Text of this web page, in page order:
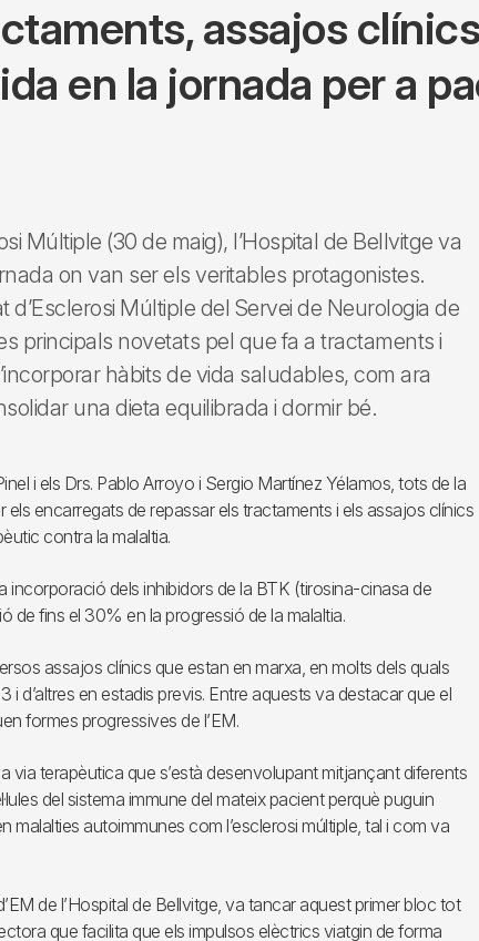
assajos
en la jornada per a
Múltiple (30 de maig), l’Hospital de Bellvitge va
on van ser els veritables protagonistes.
d’Esclerosi Múltiple del Servei de Neurologia de
principals novetats pel que fa a tractaments i
hàbits de vida saludables, com ara
una dieta equilibrada i dormir bé.
i els Drs. Pablo Arroyo i Sergio Martínez Yélamos, tots de la
els encarregats de repassar els tractaments i els assajos clínics
contra la malaltia.
incorporació dels inhibidors de la BTK (tirosina-cinasa de
de fins el 30% en la progressió de la malaltia.
assajos clínics que estan en marxa, en molts dels quals
i d’altres en estadis previs. Entre aquests va destacar que el
formes progressives de l’EM.
via terapèutica que s’està desenvolupant mitjançant diferents
del sistema immune del mateix pacient perquè puguin
malalties autoimmunes com l’esclerosi múltiple, tal i com va
de l’Hospital de Bellvitge, va tancar aquest primer bloc tot
que facilita que els impulsos elèctrics viatgin de forma